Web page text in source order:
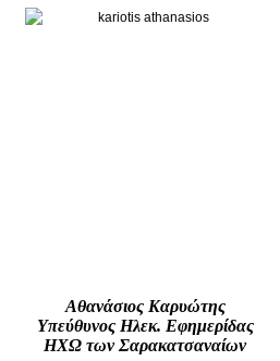
Αθανάσιος Καρυώτης
Υπεύθυνος Ηλεκ. Εφημερίδας
ΗΧΩ των Σαρακατσαναίων